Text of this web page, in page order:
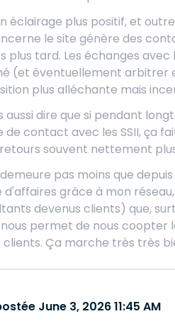
éclairage plus positif, et
le site génère des
plus tard. Les échanges
(et éventuellement arbitrer
plus alléchante mais
aussi dire que si pendant
de contact avec les SSII, ça
souvent nettement
pas moins que
grâce à mon
devenus clients) que,
permet de nous coopter
clients. Ça marche très très
June 3, 2026 11:45 AM